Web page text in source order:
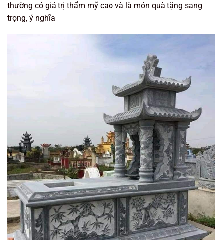
thường có giá trị thẩm mỹ cao và là món quà tặng sang
trọng, ý nghĩa.